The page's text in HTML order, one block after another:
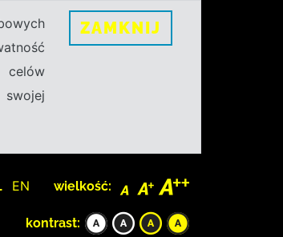
celów
ZAMKNIJ
EN wielkość:
kontrast: